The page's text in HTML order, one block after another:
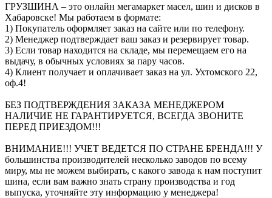
ГРУЗШИНА – это онлайн мегамаркет масел, шин и дисков в
Хабаровске! Мы работаем в формате:
1) Покупатель оформляет заказ на сайте или по телефону.
2) Менеджер подтверждает ваш заказ и резервирует товар.
3) Если товар находится на складе, мы перемещаем его на
выдачу, в обычных условиях за пару часов.
4) Клиент получает и оплачивает заказ на ул. Ухтомского 22,
оф.4!
БЕЗ ПОДТВЕРЖДЕНИЯ ЗАКАЗА МЕНЕДЖЕРОМ
НАЛИЧИЕ НЕ ГАРАНТИРУЕТСЯ, ВСЕГДА ЗВОНИТЕ
ПЕРЕД ПРИЕЗДОМ!!!
ВНИМАНИЕ!!! УЧЕТ ВЕДЕТСЯ ПО СТРАНЕ БРЕНДА!!! У
большинства производителей несколько заводов по всему
миру, мы не можем выбирать, с какого завода к нам поступит
шина, если вам важно знать страну производства и год
выпуска, уточняйте эту информацию у менеджера!